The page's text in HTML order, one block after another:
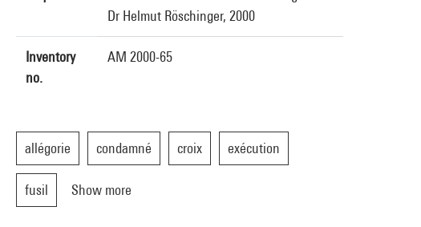
Dr Helmut Röschinger, 2000
Inventory
no.
AM 2000-65
allégorie condamné croix exécution
fusil Show more